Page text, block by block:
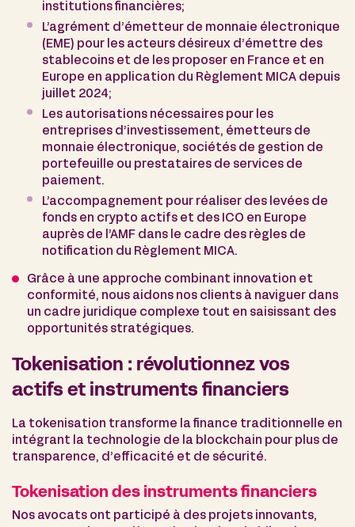
institutions financières;
L’agrément d’émetteur de monnaie électronique
(EME) pour les acteurs désireux d’émettre des
stablecoins et de les proposer en France et en
Europe en application du Règlement MICA depuis
juillet 2024;
Les autorisations nécessaires pour les
entreprises d’investissement, émetteurs de
monnaie électronique, sociétés de gestion de
portefeuille ou prestataires de services de
paiement.
L’accompagnement pour réaliser des levées de
fonds en crypto actifs et des ICO en Europe
auprès de l’AMF dans le cadre des règles de
notification du Règlement MICA.
Grâce à une approche combinant innovation et
conformité, nous aidons nos clients à naviguer dans
un cadre juridique complexe tout en saisissant des
opportunités stratégiques.
Tokenisation : révolutionnez vos
actifs et instruments financiers
La tokenisation transforme la finance traditionnelle en
intégrant la technologie de la blockchain pour plus de
transparence, d’efficacité et de sécurité.
Tokenisation des instruments financiers
Nos avocats ont participé à des projets innovants,